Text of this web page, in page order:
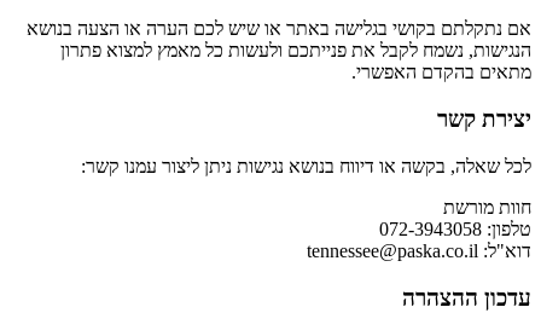
אם נתקלתם בקושי בגלישה באתר או שיש לכם הערה או הצעה בנושא
הנגישות, נשמח לקבל את פנייתכם ולעשות כל מאמץ למצוא פתרון
מתאים בהקדם האפשרי.
יצירת קשר
לכל שאלה, בקשה או דיווח בנושא נגישות ניתן ליצור עמנו קשר:
חוות מורשת
טלפון: 072-3943058
דוא"ל: tennessee@paska.co.il
עדכון ההצהרה